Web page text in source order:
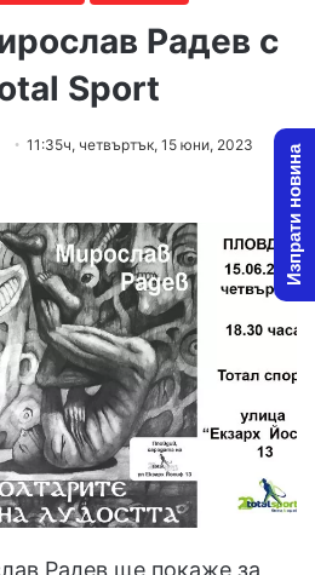
Радев с
Sport
11:35ч, четвъртък, 15 юни, 2023
Радев ще покаже за
Изпрати новина